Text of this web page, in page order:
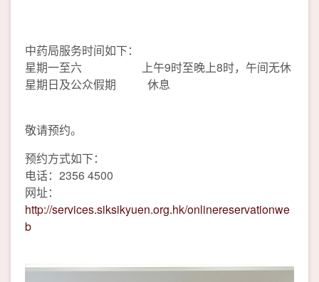
中药局服务时间如下：
星期一至六 上午9时至晚上8时，午间无休
星期日及公众假期 休息
敬请预约。
预约方式如下：
电话：2356 4500
网址：
http://services.siksikyuen.org.hk/onlinereservationwe
b